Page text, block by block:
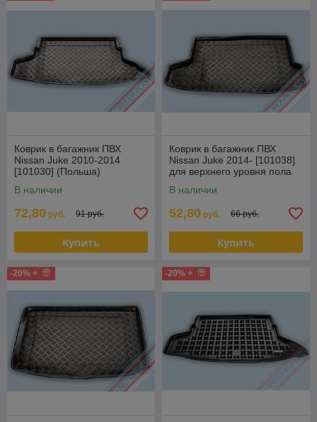
Коврик в багажник ПВХ
Nissan Juke 2010-2014
[101030] (Польша)
В наличии
72,80 руб. 91 руб.
Купить
Коврик в багажник ПВХ
Nissan Juke 2014- [101038]
для верхнего уровня пола
В наличии
52,80 руб. 66 руб.
Купить
-20% + -20% +